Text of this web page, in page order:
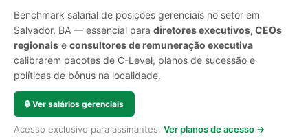
Benchmark salarial de posições gerenciais no setor em
Salvador, BA — essencial para diretores executivos, CEOs
regionais e consultores de remuneração executiva
calibrarem pacotes de C-Level, planos de sucessão e
políticas de bônus na localidade.
🔒 Ver salários gerenciais
Acesso exclusivo para assinantes. Ver planos de acesso →